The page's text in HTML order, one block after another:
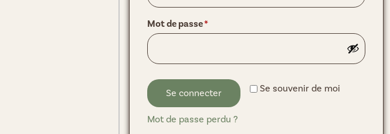
Mot de passe*
Se souvenir de moi
Se connecter
Mot de passe perdu ?